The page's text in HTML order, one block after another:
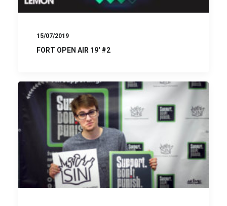
15/07/2019
FORT OPEN AIR 19′ #2